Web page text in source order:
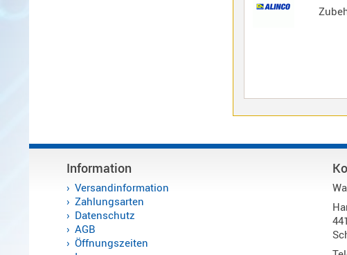
/
Ersatzteile
Kenwood
Information
Versandinformation
Zahlungsarten
Datenschutz
AGB
Öffnungszeiten